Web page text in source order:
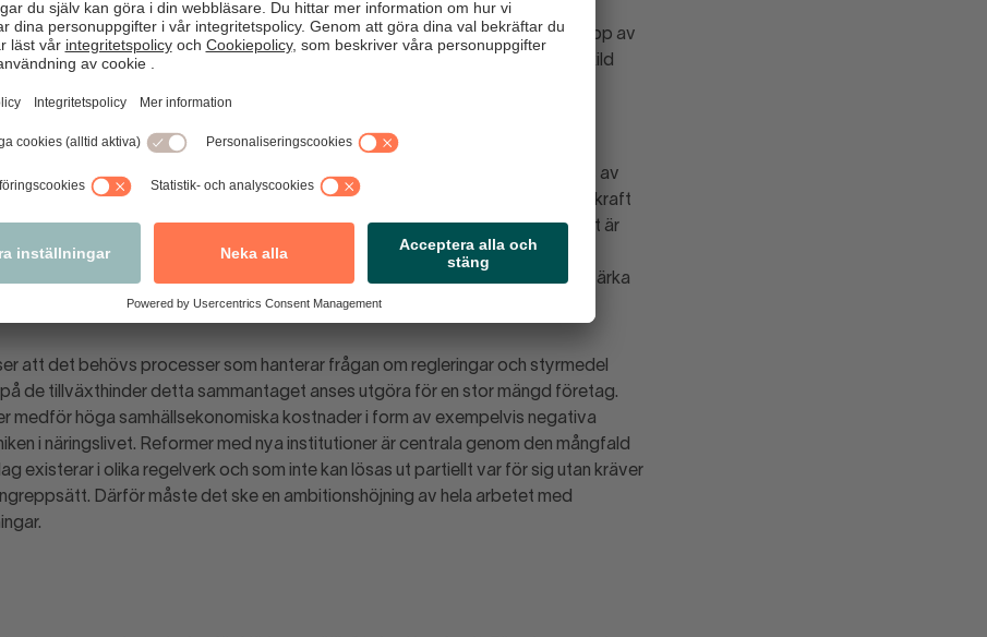
vill betona att fokus i förordningen även fortsättningsvis ska vara på
och att det inte breddas till att även omfatta jämställdhet och utsläpp av
gäller eventuell påverkan på miljön kan det med fördel beskrivas i en särskild
rättsområden en stor mängd nya regleringar och problembilden gällande
arbeta med EU-förslag på hemmaplan är väl känd. Förslag som presenterats av
EU på hemmaplan (SOU 2016:10) och NNR:s rapport ”Stärkt konkurrenskraft
och tillämpning av EU-lagstiftning” från 2019 bör beaktas. Det är
tidigt fångar upp möjliga konsekvenser på nationell nivå av det som
och använder den informationen i förhandlingsarbetet för att utveckla och stärka
att det behövs processer som hanterar frågan om regleringar och styrmedel
de tillväxthinder detta sammantaget anses utgöra för en stor mängd företag.
medför höga samhällsekonomiska kostnader i form av exempelvis negativa
i näringslivet. Reformer med nya institutioner är centrala genom den mångfald
existerar i olika regelverk och som inte kan lösas ut partiellt var för sig utan kräver
Därför måste det ske en ambitionshöjning av hela arbetet med